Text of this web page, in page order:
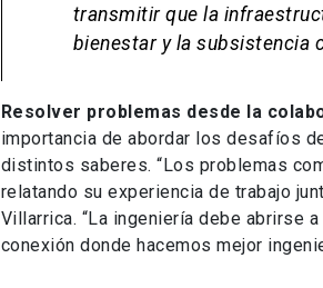
transmitir que la
bienestar y la subsistencia
Resolver problemas desde la
importancia de abordar los desafíos
distintos saberes. “Los problemas
relatando su experiencia de trabajo
Villarrica. “La ingeniería debe abrirse
conexión donde hacemos mejor